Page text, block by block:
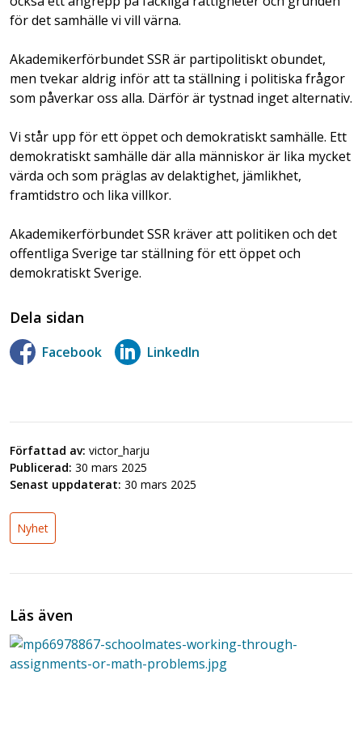
för det samhälle vi vill värna.
Akademikerförbundet SSR är partipolitiskt obundet,
men tvekar aldrig inför att ta ställning i politiska frågor
som påverkar oss alla. Därför är tystnad inget alternativ.
Vi står upp för ett öppet och demokratiskt samhälle. Ett
demokratiskt samhälle där alla människor är lika mycket
värda och som präglas av delaktighet, jämlikhet,
framtidstro och lika villkor.
Akademikerförbundet SSR kräver att politiken och det
offentliga Sverige tar ställning för ett öppet och
demokratiskt Sverige.
Dela sidan
Facebook LinkedIn
Författad av: victor_harju
Publicerad: 30 mars 2025
Senast uppdaterat: 30 mars 2025
Nyhet
Läs även